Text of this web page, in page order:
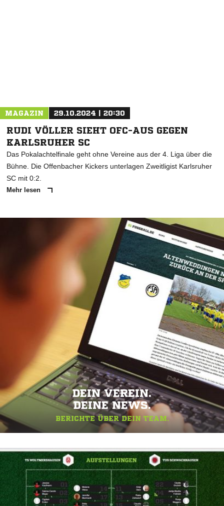
MAGAZIN 29.10.2024 | 20:30
RUDI VÖLLER SIEHT OFC-AUS GEGEN
KARLSRUHER SC
Das Pokalachtelfinale geht ohne Vereine aus der 4. Liga über die
Bühne. Die Offenbacher Kickers unterlagen Zweitligist Karlsruher
SC mit 0:2.
Mehr lesen
DEIN VEREIN.
DEINE NEWS.
BERICHTE ÜBER DEIN TEAM.